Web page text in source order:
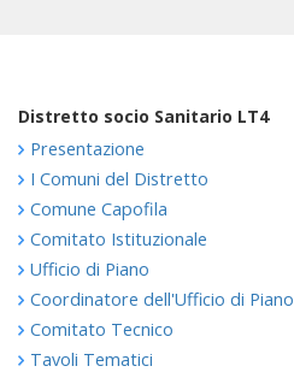
Distretto socio Sanitario LT4
Presentazione
I Comuni del Distretto
Comune Capofila
Comitato Istituzionale
Ufficio di Piano
Coordinatore dell'Ufficio di Piano
Comitato Tecnico
Tavoli Tematici